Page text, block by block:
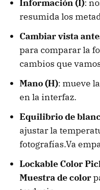
Información (I):
resumida los
Cambiar vista
para comparar la
cambios que
Mano (H): mueve
en la interfaz.
Equilibrio de
ajustar la
fotografías.Va
Lockable Color
Muestra de color